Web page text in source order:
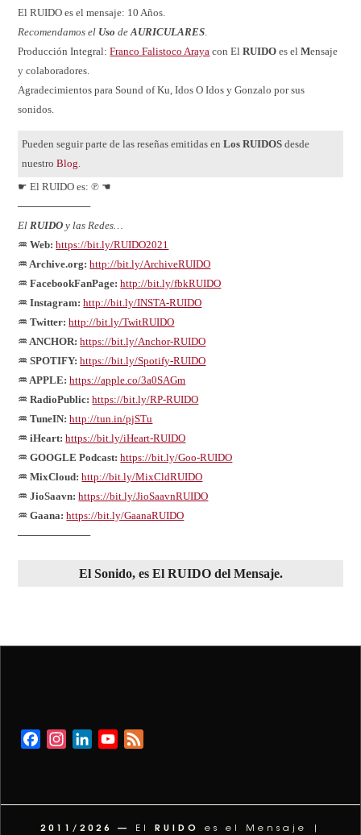
El RUIDO es el mensaje: 10 Años.
Recomendamos el Uso deAURICULARES
Producción Integral:Franco Falistoco Araya con ElRUIDO es elMensaje
y colaboradores.
Agradecimientos para Sound of Ku, Idos O Idos y Gonzalo por sus
sonidos.
Pueden seguir parte de las reseñas emitidas enLos RUIDOS desde
nuestroBlog.
☛ El RUIDO es: ℗ ☚
──────────
ElRUIDO y las Redes…
♒ Web: https://bit.ly/RUIDO2021
♒ Archive.org: http://bit.ly/ArchiveRUIDO
♒ FacebookFanPage: http://bit.ly/fbkRUIDO
♒ Instagram:http://bit.ly/INSTA-RUIDO
♒ Twitter: http://bit.ly/TwitRUIDO
♒ ANCHOR: https://bit.ly/Anchor-RUIDO
♒ SPOTIFY: https://bit.ly/Spotify-RUIDO
♒ APPLE: https://apple.co/3a0SAGm
♒ RadioPublic: https://bit.ly/RP-RUIDO
♒ TuneIN: http://tun.in/pjSTu
♒ iHeart: https://bit.ly/iHeart-RUIDO
♒ GOOGLE Podcast: https://bit.ly/Goo-RUIDO
♒ MixCloud: http://bit.ly/MixCldRUIDO
♒ JioSaavn: https://bit.ly/JioSaavnRUIDO
♒ Gaana: https://bit.ly/GaanaRUIDO
──────────
El Sonido, es El RUIDOdel Mensaje.
FacebookInstagramLinkedInYouTube
2011/2026 — El RUIDO es el Mensaje |